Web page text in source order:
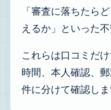
「審査に落ちたら
えるか」といった不
これらは口コミだ
時間、本人確認、
件に分けて確認しま